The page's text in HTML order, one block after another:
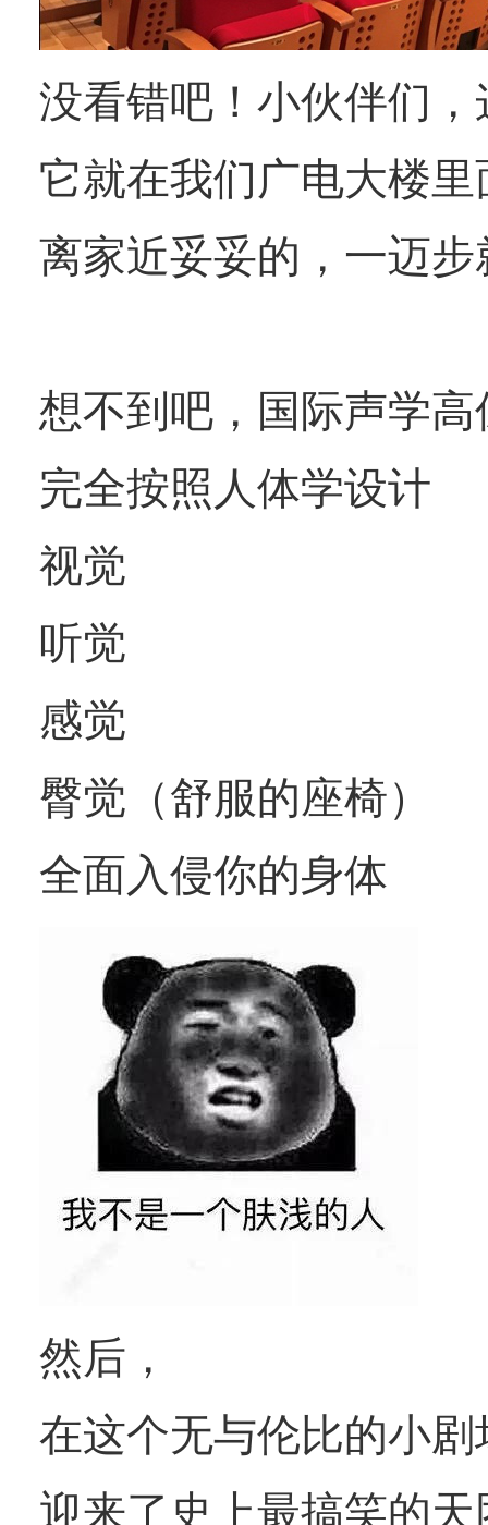
没看错吧！小伙伴们
它就在我们广电大楼里
离家近妥妥的，一迈
想不到吧，国际声学
完全按照人体学设计
视觉
听觉
感觉
臀觉（舒服的座椅）
全面入侵你的身体
然后，
在这个无与伦比的小剧
迎来了史上最搞笑的天